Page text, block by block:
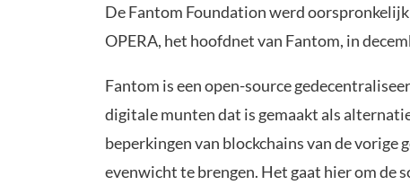
De Fantom Foundation werd
OPERA, het hoofdnet van Fantom, in
Fantom is een open-source
digitale munten dat is gemaakt als
beperkingen van blockchains van de
evenwicht te brengen. Het gaat hier om de